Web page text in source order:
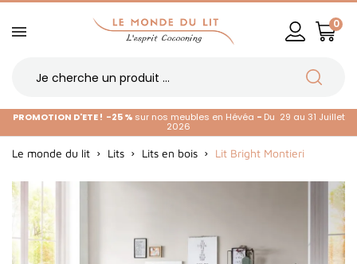
0
PROMOTION D'ETE ! -25 % sur nos meubles en Hévéa - Du 29 au 31 Juillet
2026
Le monde du lit Lits Lits en bois Lit Bright Montieri